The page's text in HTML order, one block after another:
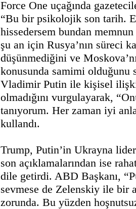
Force One uçağında
“Bu bir psikolojik son tarih.
hissedersem bundan
şu an için Rusya’nın süreci
düşünmediğini ve
konusunda samimi olduğunu
Vladimir Putin ile kişisel
olmadığını vurgulayarak,
tanıyorum. Her zaman iyi
kullandı.
Trump, Putin’in Ukrayna
son açıklamalarından ise
dile getirdi. ABD Başkanı,
sevmese de Zelenskiy ile bir
zorunda. Bu yüzden